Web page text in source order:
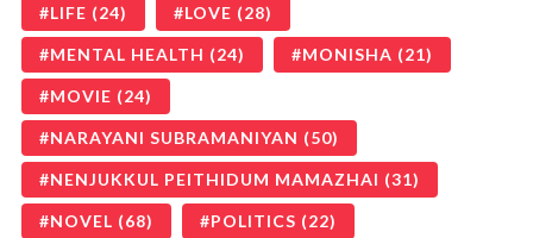
LIFE (24) LOVE (28)
MENTAL HEALTH (24) MONISHA (21)
MOVIE (24)
NARAYANI SUBRAMANIYAN (50)
NENJUKKUL PEITHIDUM MAMAZHAI (31)
NOVEL (68) POLITICS (22)